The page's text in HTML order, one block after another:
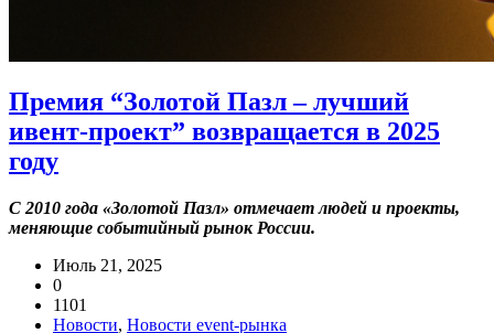
Премия “Золотой Пазл – лучший
ивент-проект” возвращается в 2025
году
С 2010 года «Золотой Пазл» отмечает людей и проекты,
меняющие событийный рынок России.
Июль 21, 2025
0
1101
Новости, Новости event-рынка